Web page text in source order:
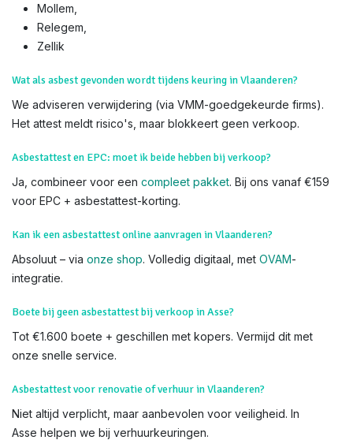
Mollem,
Relegem,
Zellik​
Wat als asbest gevonden wordt tijdens keuring in Vlaanderen?
We adviseren verwijdering (via VMM-goedgekeurde firms).
Het attest meldt risico's, maar blokkeert geen verkoop.
Asbestattest en EPC: moet ik beide hebben bij verkoop?
Ja, combineer voor een compleet pakket. Bij ons vanaf €159
voor EPC + asbestattest-korting.
Kan ik een asbestattest online aanvragen in Vlaanderen?
Absoluut – via onze shop. Volledig digitaal, met OVAM-
integratie.
Boete bij geen asbestattest bij verkoop in Asse?
Tot €1.600 boete + geschillen met kopers. Vermijd dit met
onze snelle service.
Asbestattest voor renovatie of verhuur in Vlaanderen?
Niet altijd verplicht, maar aanbevolen voor veiligheid. In
Asse helpen we bij verhuurkeuringen.